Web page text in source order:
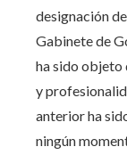
designación
Gabinete de
ha sido objeto
y
anterior ha
ningún